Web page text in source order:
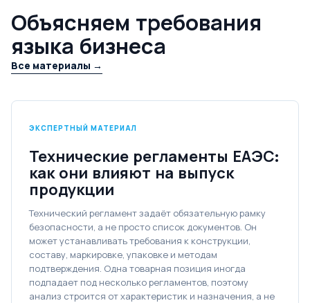
Объясняем требования
языка бизнеса
Все материалы →
ЭКСПЕРТНЫЙ МАТЕРИАЛ
Технические регламенты ЕАЭС:
как они влияют на выпуск
продукции
Технический регламент задаёт обязательную рамку
безопасности, а не просто список документов. Он
может устанавливать требования к конструкции,
составу, маркировке, упаковке и методам
подтверждения. Одна товарная позиция иногда
подпадает под несколько регламентов, поэтому
анализ строится от характеристик и назначения, а не